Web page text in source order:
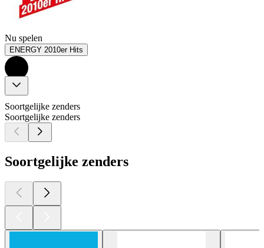
Nu spelen
ENERGY 2010er Hits
Soortgelijke zenders
Soortgelijke zenders
Soortgelijke zenders